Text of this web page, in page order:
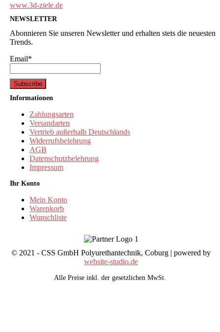
www.3d-ziele.de
NEWSLETTER
Abonnieren Sie unseren Newsletter und erhalten stets die neuesten
Trends.
Email*
Informationen
Zahlungsarten
Versandarten
Vertrieb außerhalb Deutschlands
Widerrufsbelehrung
AGB
Datenschutzbelehrung
Impressum
Ihr Konto
Mein Konto
Warenkorb
Wunschliste
© 2021 - CSS GmbH Polyurethantechnik, Coburg | powered by
website-studio.de
Alle Preise inkl. der gesetzlichen MwSt.